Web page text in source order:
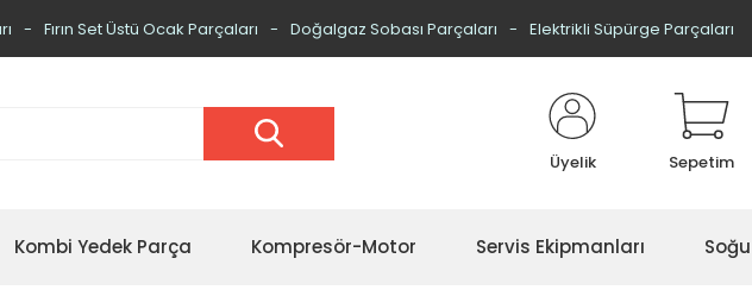
Fırın Set Üstü Ocak Parçaları Doğalgaz Sobası Parçaları Elektrikli Süpürge Parçaları
Üyelik Sepetim
Kombi Yedek Parça Kompresör-Motor Servis Ekipmanları